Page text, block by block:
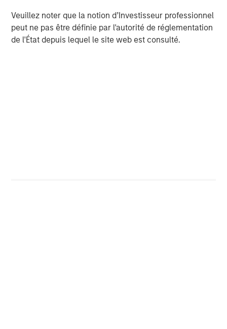
Veuillez noter que la notion d’Investisseur professionnel
peut ne pas être définie par l'autorité de réglementation
de l'État depuis lequel le site web est consulté.